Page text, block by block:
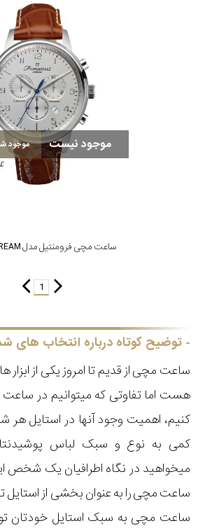
موجود نیست موجود
1
توضیح کوتاه درباره انتخاب های
ساعت مچی از قدیم تا امروز یکی از
هست اما تفاوتی که میتوانیم در
کنیم، اهمیت وجود آنها در استایل
کمی به نوع و سبک لباس
میخواهید در نگاه اطرافیان یک شخص
ساعت مچی را به عنوان بخشی از استایل
ساعت مچی به سبک استایل خودتان